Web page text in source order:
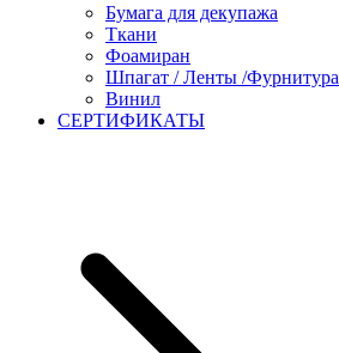
Бумага для декупажа
Ткани
Фоамиран
Шпагат / Ленты /Фурнитура
Винил
СЕРТИФИКАТЫ